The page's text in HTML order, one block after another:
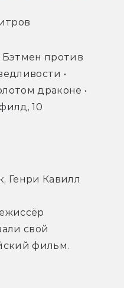
Бэтмен против
•
драконе •
10
Генри Кавилл
свой
фильм.